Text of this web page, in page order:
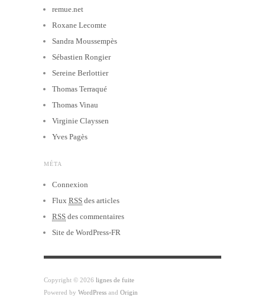
remue.net
Roxane Lecomte
Sandra Moussempès
Sébastien Rongier
Sereine Berlottier
Thomas Terraqué
Thomas Vinau
Virginie Clayssen
Yves Pagès
MÉTA
Connexion
Flux RSS des articles
RSS des commentaires
Site de WordPress-FR
Copyright © 2026 lignes de fuite
Powered by WordPress and Origin